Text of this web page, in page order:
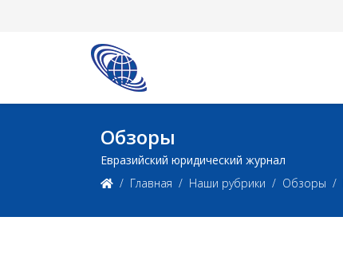
Обзоры
Евразийский юридический журнал
Главная
Наши рубрики Обзоры